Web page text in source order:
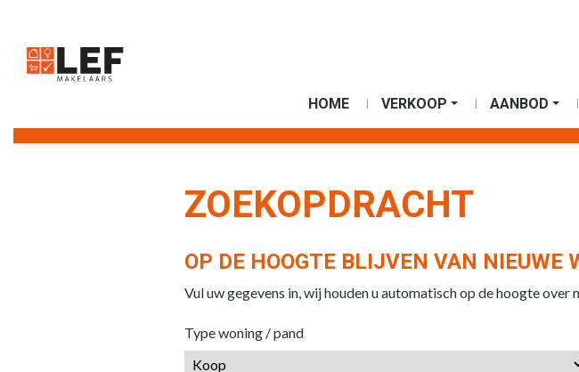
HOME VERKOOP AANBOD
ZOEKOPDRACHT
OP DE HOOGTE BLIJVEN VAN NIEUWE
Vul uw gegevens in, wij houden u automatisch op de hoogte over
Type woning / pand